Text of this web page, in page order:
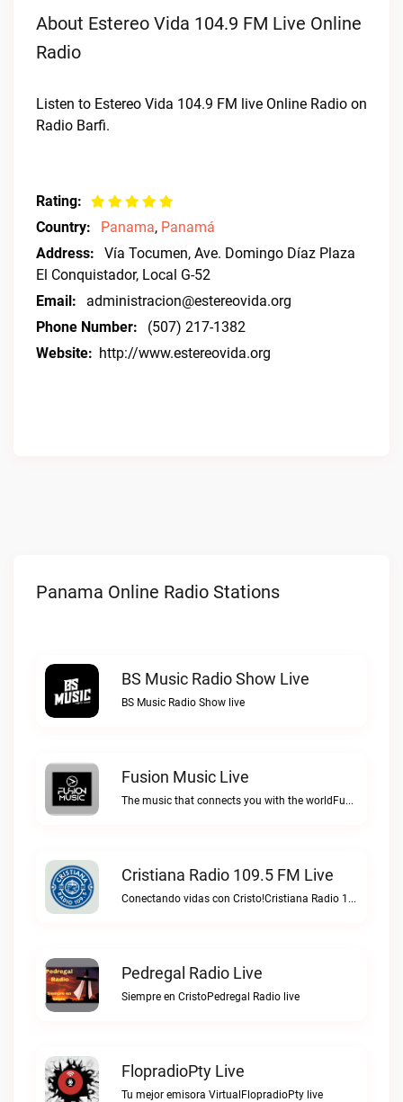
About Estereo Vida 104.9 FM Live Online
Radio
Listen to Estereo Vida 104.9 FM live Online Radio on
Radio Barfi.
Rating:
Country:
Panama, Panamá
Address:
Vía Tocumen, Ave. Domingo Díaz Plaza
El Conquistador, Local G-52
Email:
administracion@estereovida.org
Phone Number:
(507) 217-1382
Website: http://www.estereovida.org
Panama Online Radio Stations
BS Music Radio Show Live
BS Music Radio Show live
Fusion Music Live
The music that connects you with the worldFusion Music live
Cristiana Radio 109.5 FM Live
Conectando vidas con Cristo!Cristiana Radio 109.5 FM live
Pedregal Radio Live
Siempre en CristoPedregal Radio live
FlopradioPty Live
Tu mejor emisora VirtualFlopradioPty live